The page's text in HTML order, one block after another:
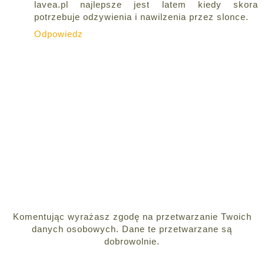
lavea.pl najlepsze jest latem kiedy skora
potrzebuje odzywienia i nawilzenia przez slonce.
Odpowiedz
Komentując wyrażasz zgodę na przetwarzanie Twoich
danych osobowych. Dane te przetwarzane są
dobrowolnie.